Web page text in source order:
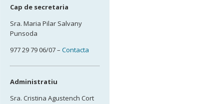
Cap de secretaria
Sra. Maria Pilar Salvany
Punsoda
977 29 79 06/07 – Contacta
Administratiu
Sra. Cristina Agustench Cort